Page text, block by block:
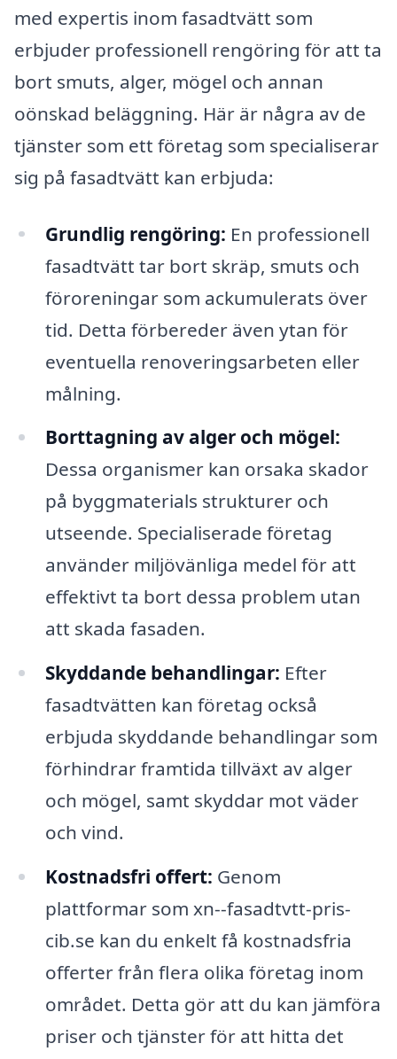
med expertis inom fasadtvätt som
erbjuder professionell rengöring för att ta
bort smuts, alger, mögel och annan
oönskad beläggning. Här är några av de
tjänster som ett företag som specialiserar
sig på fasadtvätt kan erbjuda:
Grundlig rengöring: En professionell
fasadtvätt tar bort skräp, smuts och
föroreningar som ackumulerats över
tid. Detta förbereder även ytan för
eventuella renoveringsarbeten eller
målning.
Borttagning av alger och mögel:
Dessa organismer kan orsaka skador
på byggmaterials strukturer och
utseende. Specialiserade företag
använder miljövänliga medel för att
effektivt ta bort dessa problem utan
att skada fasaden.
Skyddande behandlingar: Efter
fasadtvätten kan företag också
erbjuda skyddande behandlingar som
förhindrar framtida tillväxt av alger
och mögel, samt skyddar mot väder
och vind.
Kostnadsfri offert: Genom
plattformar som xn--fasadtvtt-pris-
cib.se kan du enkelt få kostnadsfria
offerter från flera olika företag inom
området. Detta gör att du kan jämföra
priser och tjänster för att hitta det